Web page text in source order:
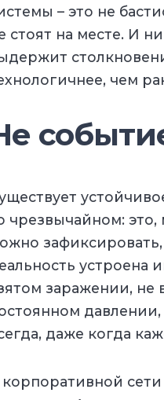
– это не
стоят на месте. И
чем
чрезвычайном:
зафиксировать,
устроена
заражении, не
даже когда
корпоративной